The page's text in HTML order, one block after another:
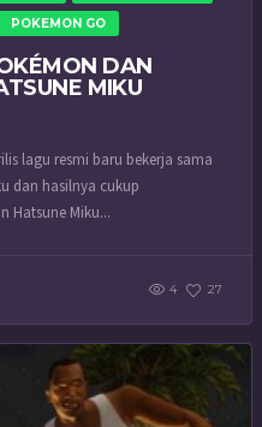
POKEMON GO
DAN
MIKU
lagu resmi baru bekerja sama
dan hasilnya cukup
Hatsune Miku...
4 27